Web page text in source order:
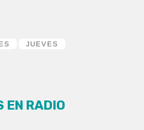
JUEVES
EN RADIO